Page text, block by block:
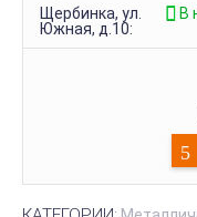
Щербинка, ул.
Южная, д.10:
В